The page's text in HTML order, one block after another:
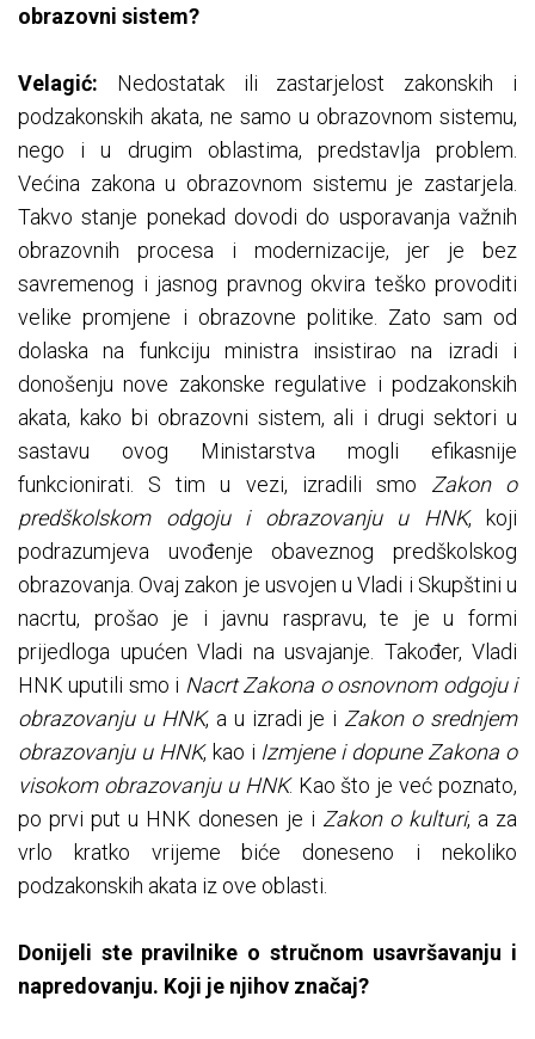
obrazovni sistem?
Velagić: Nedostatak ili zastarjelost zakonskih i
podzakonskih akata, ne samo u obrazovnom sistemu,
nego i u drugim oblastima, predstavlja problem.
Većina zakona u obrazovnom sistemu je zastarjela.
Takvo stanje ponekad dovodi do usporavanja važnih
obrazovnih procesa i modernizacije, jer je bez
savremenog i jasnog pravnog okvira teško provoditi
velike promjene i obrazovne politike. Zato sam od
dolaska na funkciju ministra insistirao na izradi i
donošenju nove zakonske regulative i podzakonskih
akata, kako bi obrazovni sistem, ali i drugi sektori u
sastavu ovog Ministarstva mogli efikasnije
funkcionirati. S tim u vezi, izradili smo Zakon o
predškolskom odgoju i obrazovanju u HNK, koji
podrazumjeva uvođenje obaveznog predškolskog
obrazovanja. Ovaj zakon je usvojen u Vladi i Skupštini u
nacrtu, prošao je i javnu raspravu, te je u formi
prijedloga upućen Vladi na usvajanje. Također, Vladi
HNK uputili smo i Nacrt Zakona o osnovnom odgoju i
obrazovanju u HNK, a u izradi je i Zakon o srednjem
obrazovanju u HNK, kao i Izmjene i dopune Zakona o
visokom obrazovanju u HNK. Kao što je već poznato,
po prvi put u HNK donesen je i Zakon o kulturi, a za
vrlo kratko vrijeme biće doneseno i nekoliko
podzakonskih akata iz ove oblasti.
Donijeli ste pravilnike o stručnom usavršavanju i
napredovanju. Koji je njihov značaj?